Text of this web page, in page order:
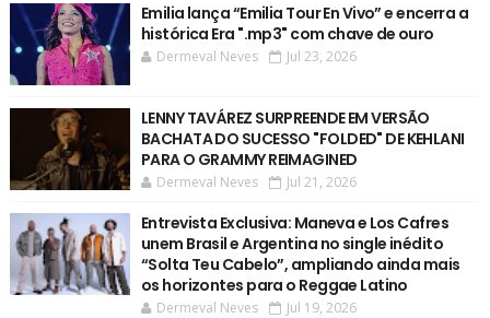
Emilia lança “Emilia Tour En Vivo” e encerra a
histórica Era ".mp3" com chave de ouro
Dermeval Neves Jul 23, 2026
LENNY TAVÁREZ SURPREENDE EM VERSÃO
BACHATA DO SUCESSO "FOLDED" DE KEHLANI
PARA O GRAMMY REIMAGINED
Dermeval Neves Jul 21, 2026
Entrevista Exclusiva: Maneva e Los Cafres
unem Brasil e Argentina no single inédito
“Solta Teu Cabelo”, ampliando ainda mais
os horizontes para o Reggae Latino
Dermeval Neves Jul 19, 2026